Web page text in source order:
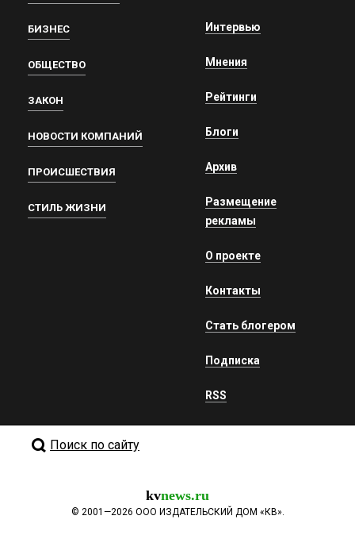
БИЗНЕС
ОБЩЕСТВО
ЗАКОН
НОВОСТИ КОМПАНИЙ
ПРОИСШЕСТВИЯ
СТИЛЬ ЖИЗНИ
Интервью
Мнения
Рейтинги
Блоги
Архив
Размещение
рекламы
О проекте
Контакты
Стать блогером
Подписка
RSS
Поиск по сайту
kvnews.ru
© 2001—2026 ООО ИЗДАТЕЛЬСКИЙ ДОМ «КВ».